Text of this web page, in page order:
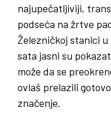
najupečatljiviji,
podseća na žrtve
Železničkoj stanici u
sata jasni su
može da se
ovlaš prelazili
značenje.